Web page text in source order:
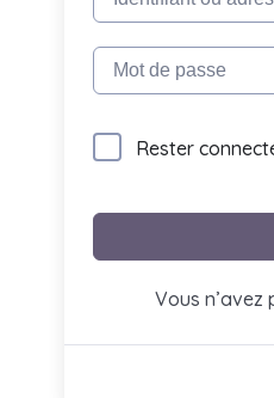
Rester
Vous n’avez